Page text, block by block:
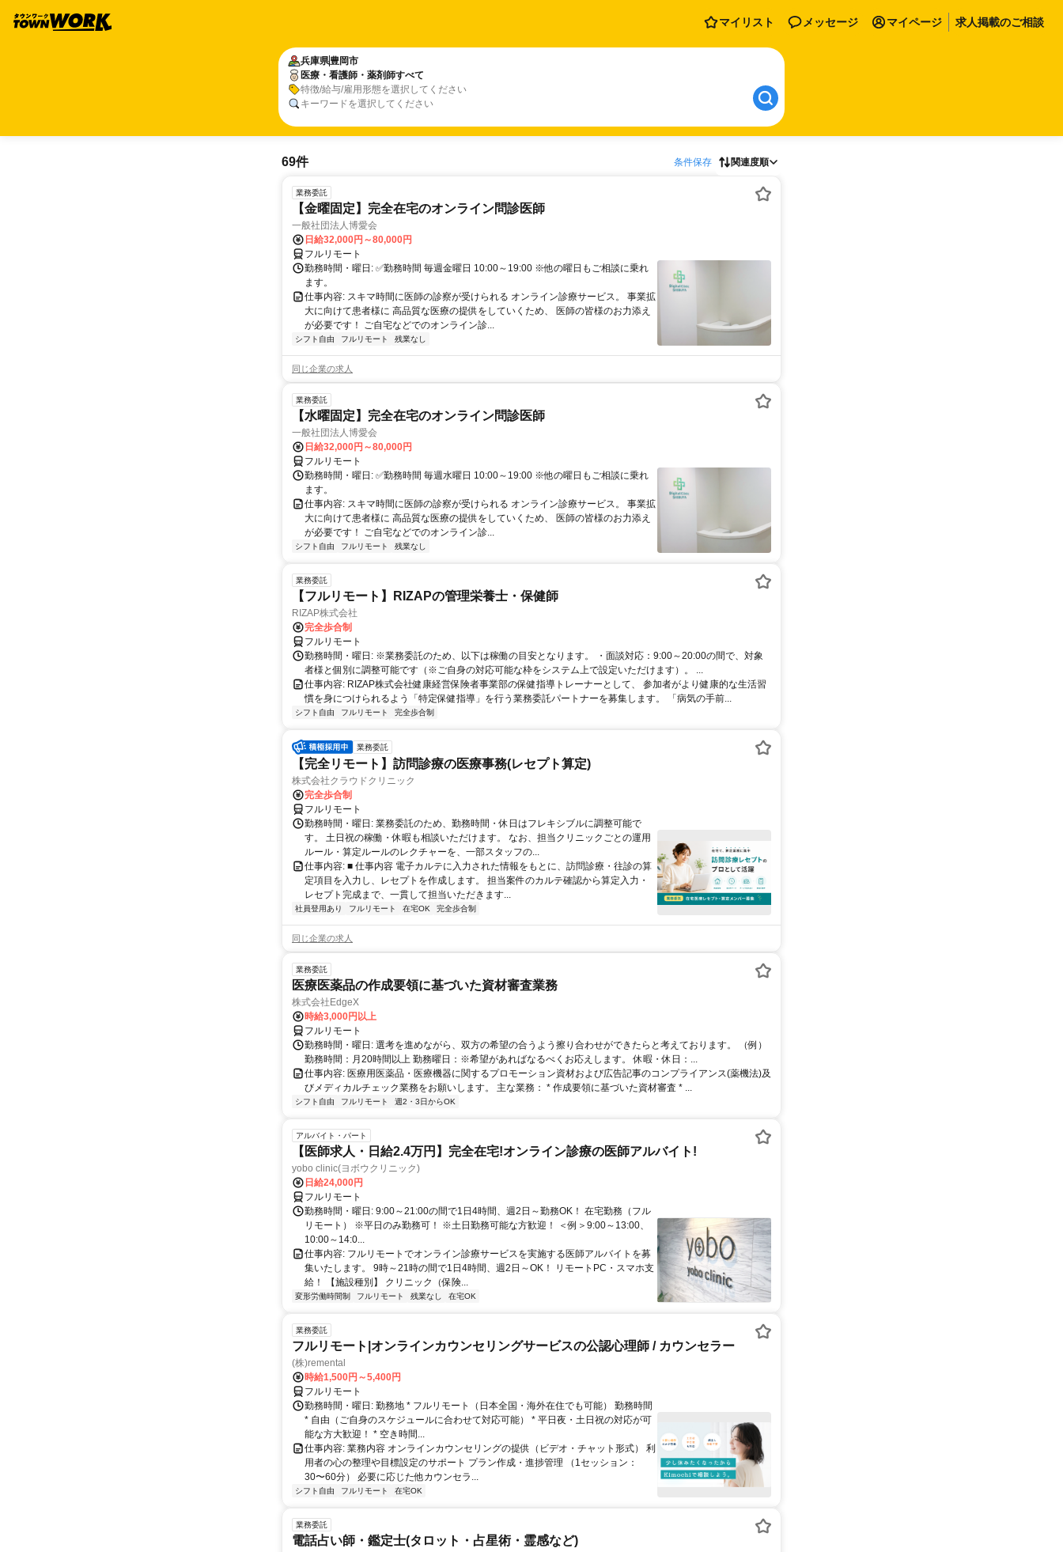
マイリスト メッセージ マイページ 求人掲載のご相談
兵庫県豊岡市
医療・看護師・薬剤師すべて
特徴/給与/雇用形態を選択してください
キーワードを選択してください
69件 条件保存 関連度順
業務委託
【金曜固定】完全在宅のオンライン問診医師
一般社団法人博愛会
日給32,000円～80,000円
フルリモート
勤務時間・曜日: ✅勤務時間 毎週金曜日 10:00～19:00 ※他の曜日もご相談に乗れ
ます。
仕事内容: スキマ時間に医師の診察が受けられる オンライン診療サービス。 事業拡
大に向けて患者様に 高品質な医療の提供をしていくため、 医師の皆様のお力添え
が必要です！ ご自宅などでのオンライン診...
シフト自由 フルリモート 残業なし
同じ企業の求人
業務委託
【水曜固定】完全在宅のオンライン問診医師
一般社団法人博愛会
日給32,000円～80,000円
フルリモート
勤務時間・曜日: ✅勤務時間 毎週水曜日 10:00～19:00 ※他の曜日もご相談に乗れ
ます。
仕事内容: スキマ時間に医師の診察が受けられる オンライン診療サービス。 事業拡
大に向けて患者様に 高品質な医療の提供をしていくため、 医師の皆様のお力添え
が必要です！ ご自宅などでのオンライン診...
シフト自由 フルリモート 残業なし
業務委託
【フルリモート】RIZAPの管理栄養士・保健師
RIZAP株式会社
完全歩合制
フルリモート
勤務時間・曜日: ※業務委託のため、以下は稼働の目安となります。 ・面談対応：9:00～20:00の間で、対象
者様と個別に調整可能です（※ご自身の対応可能な枠をシステム上で設定いただけます）。 ...
仕事内容: RIZAP株式会社健康経営保険者事業部の保健指導トレーナーとして、 参加者がより健康的な生活習
慣を身につけられるよう「特定保健指導」を行う業務委託パートナーを募集します。 「病気の手前...
シフト自由 フルリモート 完全歩合制
業務委託
【完全リモート】訪問診療の医療事務(レセプト算定)
株式会社クラウドクリニック
完全歩合制
フルリモート
勤務時間・曜日: 業務委託のため、勤務時間・休日はフレキシブルに調整可能で
す。 土日祝の稼働・休暇も相談いただけます。 なお、担当クリニックごとの運用
ルール・算定ルールのレクチャーを、一部スタッフの...
仕事内容: ■ 仕事内容 電子カルテに入力された情報をもとに、訪問診療・往診の算
定項目を入力し、レセプトを作成します。 担当案件のカルテ確認から算定入力・
レセプト完成まで、一貫して担当いただきます...
社員登用あり フルリモート 在宅OK 完全歩合制
同じ企業の求人
業務委託
医療医薬品の作成要領に基づいた資材審査業務
株式会社EdgeX
時給3,000円以上
フルリモート
勤務時間・曜日: 選考を進めながら、双方の希望の合うよう擦り合わせができたらと考えております。 （例）
勤務時間：月20時間以上 勤務曜日：※希望があればなるべくお応えします。 休暇・休日：...
仕事内容: 医療用医薬品・医療機器に関するプロモーション資材および広告記事のコンプライアンス(薬機法)及
びメディカルチェック業務をお願いします。 主な業務： * 作成要領に基づいた資材審査 * ...
シフト自由 フルリモート 週2・3日からOK
アルバイト・パート
【医師求人・日給2.4万円】完全在宅!オンライン診療の医師アルバイト!
yobo clinic(ヨボウクリニック)
日給24,000円
フルリモート
勤務時間・曜日: 9:00～21:00の間で1日4時間、週2日～勤務OK！ 在宅勤務（フル
リモート） ※平日のみ勤務可！ ※土日勤務可能な方歓迎！ ＜例＞9:00～13:00、
10:00～14:0...
仕事内容: フルリモートでオンライン診療サービスを実施する医師アルバイトを募
集いたします。 9時～21時の間で1日4時間、週2日～OK！ リモートPC・スマホ支
給！ 【施設種別】 クリニック（保険...
変形労働時間制 フルリモート 残業なし 在宅OK
業務委託
フルリモート|オンラインカウンセリングサービスの公認心理師 / カウンセラー
(株)remental
時給1,500円～5,400円
フルリモート
勤務時間・曜日: 勤務地 * フルリモート（日本全国・海外在住でも可能） 勤務時間
* 自由（ご自身のスケジュールに合わせて対応可能） * 平日夜・土日祝の対応が可
能な方大歓迎！ * 空き時間...
仕事内容: 業務内容 オンラインカウンセリングの提供（ビデオ・チャット形式） 利
用者の心の整理や目標設定のサポート プラン作成・進捗管理 （1セッション：
30〜60分） 必要に応じた他カウンセラ...
シフト自由 フルリモート 在宅OK
業務委託
電話占い師・鑑定士(タロット・占星術・霊感など)